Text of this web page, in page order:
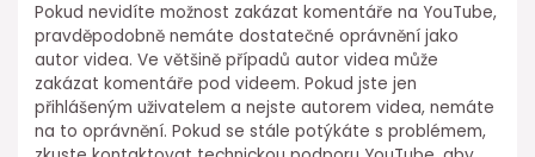
Pokud nevidíte možnost zakázat komentáře na YouTube,
pravděpodobně nemáte dostatečné oprávnění jako
autor videa. Ve většině případů autor videa může
zakázat komentáře pod videem. Pokud jste jen
přihlášeným uživatelem a nejste autorem videa, nemáte
na to oprávnění. Pokud se stále potýkáte s problémem,